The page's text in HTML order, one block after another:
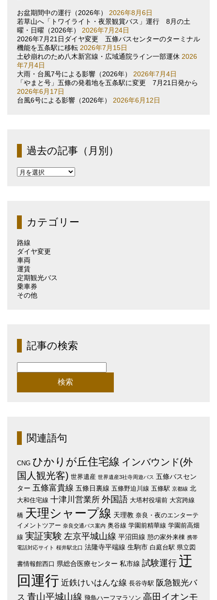
お盆期間中の運行（2026年）
2026年8月6日
若草山へ「トワイライト・夜景観賞バス」運行 8月の土
曜・日曜（2026年）
2026年7月24日
2026年7月21日ダイヤ変更 五條バスセンターのターミナル
機能を五条駅に移転 2026年7月15日
土砂崩れのため八木新宮線・広域通院ライン一部運休 2026
年7月4日
大雨・台風7号による影響（2026年）
2026年7月4日
「やまと号」五條の発着地を五条駅に変更 7月21日発から
2026年6月17日
台風6号による影響（2026年）
2026年6月12日
過去の記事（月別）
過
（月
別）カテゴリー
路線
ダイヤ変更
車両
運賃
定期観光バス
乗車券
その他
記事の検索
索:
関連語句
CNG ひかりが丘住宅線 インバウンド(外
国人観光客) 世界遺産 世界遺産3社寺周遊バス 五條バスセン
ター 五條富貴線 五條日裏線 五條野迫川線 五條駅 京都線 北
大和住宅線 十津川営業所 外国語 大塔村役場前 大宮跨線
橋 天理シャープ線 天理教 奈良・夜のエンターテ
イメントツアー 奈良交通バス案内 奥谷線 学園前精華線 学園前高畑
線 実証実験 左京平城山線 平沼田線 憩の家外来棟 携帯
電話対応サイト 桜井駅北口 法隆寺平端線 生駒市 白庭台駅 県立図
書情報館西口 県総合医療センター 私市線 試験運行 迂
回運行 近鉄けいはんな線 長谷寺駅 阪急観光バ
ス 青山平城山線 飛鳥ハーフマラソン 高田イオンモ